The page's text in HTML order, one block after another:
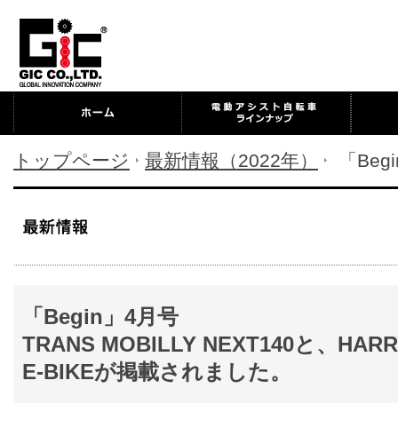
トップページ 最新情報（2022年） 「
「Begin」4月号
TRANS MOBILLY NEXT140と、
E-BIKEが掲載されました。